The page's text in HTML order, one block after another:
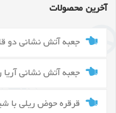
آخرین محصولات
جعبه آتش نشانی دو قلو
جعبه آتش نشانی آریا
قرقره حوض ریلی با